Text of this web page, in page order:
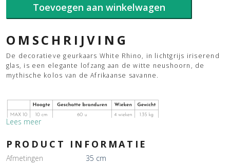
aantal
Toevoegen aan winkelwagen
OMSCHRIJVING
De decoratieve geurkaars White Rhino, in lichtgrijs iriserend
glas, is een elegante lofzang aan de witte neushoorn, de
mythische kolos van de Afrikaanse savanne.
Lees meer
PRODUCT INFORMATIE
Afmetingen
35 cm